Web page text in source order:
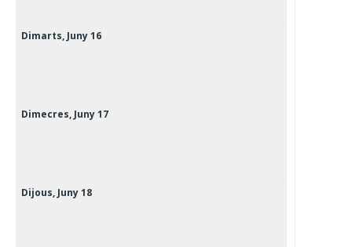
Dimarts, Juny16
Dimecres, Juny17
Dijous, Juny18